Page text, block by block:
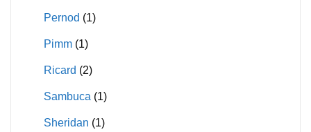
Pernod (1)
Pimm (1)
Ricard (2)
Sambuca (1)
Sheridan (1)